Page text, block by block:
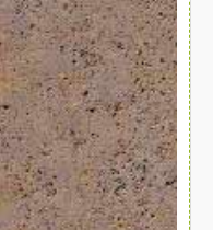
مصالح ساختمانی
سازه پیش ساخته
سنگ ساختمانی
عایق ساختمان
سرویس بهداشتی
پله,نرده,حفاظ